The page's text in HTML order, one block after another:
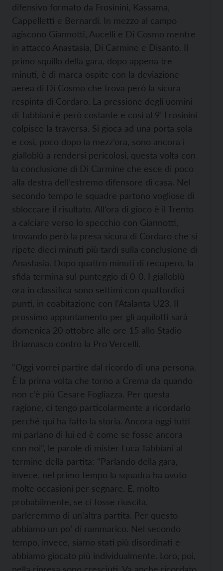
difensivo formato da Frosinini, Kassama,
Cappelletti e Bernardi. In mezzo al campo
agiscono Giannotti, Aucelli e Di Cosmo mentre
in attacco Anastasia, Di Carmine e Disanto. Il
primo squillo della gara, dopo appena tre
minuti, è di marca ospite con la deviazione
aerea di Di Cosmo che trova però la sicura
respinta di Cordaro. La pressione degli uomini
di Tabbiani è però costante e così al 9’ Frosinini
colpisce la traversa. Si gioca ad una porta sola
e così, poco dopo la mezz’ora, sono ancora i
gialloblù a rendersi pericolosi, questa volta con
la conclusione di Di Carmine che esce di poco
alla destra dell’estremo difensore di casa. Nel
secondo tempo le squadre partono vogliose di
sbloccare il risultato. All’ora di gioco è il Trento
a calciare verso lo specchio con Giannotti,
trovando però la presa sicura di Cordaro che si
ripete dieci minuti più tardi sulla conclusione di
Anastasia. Dopo quattro minuti di recupero, la
sfida termina sul punteggio di 0-0. I gialloblù
ora in classifica sono settimi con quattordici
punti, in coabitazione con l’Atalanta U23. Il
prossimo appuntamento per gli aquilotti sarà
domenica 20 ottobre alle ore 15 allo Stadio
Briamasco contro la Pro Vercelli.
“Oggi vorrei partire dal ricordo di una persona.
È la prima volta che torno a Crema da quando
non c’è più Cesare Fogliazza. Per questa
ragione, ci tengo particolarmente a ricordarlo
perché qui ha fatto la storia. Ancora oggi tutti
mi parlano di lui ed è come se fosse ancora
con noi”, le parole di mister Luca Tabbiani al
termine della partita: “Parlando della gara,
invece, nel primo tempo la squadra ha avuto
molte occasioni per segnare. E, molto
probabilmente, se ci fosse riuscita,
parleremmo di un’altra partita. Per questo
abbiamo un po’ di rammarico. Nel secondo
tempo, invece, siamo stati più disordinati e
abbiamo giocato più individualmente. Loro, poi,